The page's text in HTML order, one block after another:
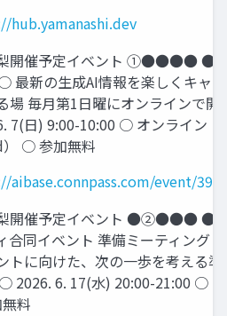
hub.yamanashi.dev
開催予定イベント ①●●●● ●
最新の生成AI情報を楽しくキャ
場 毎月第1日曜にオンラインで開
7(日) 9:00-10:00 ○ オンライン
） ○ 参加無料
aibase.connpass.com/event/
開催予定イベント ●②●●● ●
合同イベント 準備ミーティング
トに向けた、次の一歩を考える準
2026. 6. 17(水) 20:00-21:00 ○
料